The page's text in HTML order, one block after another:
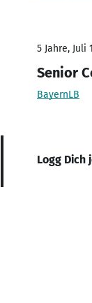
5 Jahre, Juli
Senior
BayernLB
Logg Dich